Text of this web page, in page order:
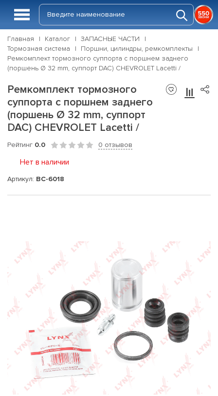
Главная Каталог
ЗАПАСНЫЕ ЧАСТИ
Тормозная система
Поршни, цилиндры, ремкомплекты
Ремкомплект тормозного суппорта с поршнем заднего
(поршень Ø 32 mm, суппорт DAC) CHEVROLET Lacetti /
Ремкомплект тормозного
суппорта с поршнем заднего
(поршень Ø 32 mm, суппорт
DAC) CHEVROLET Lacetti /
Рейтинг 0.0 0 отзывов
Нет в наличии
Артикул: BC-6018